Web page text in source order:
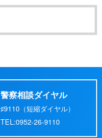
警察相談ダイヤル
♯9110（短縮ダイヤル）
TEL:0952-26-9110